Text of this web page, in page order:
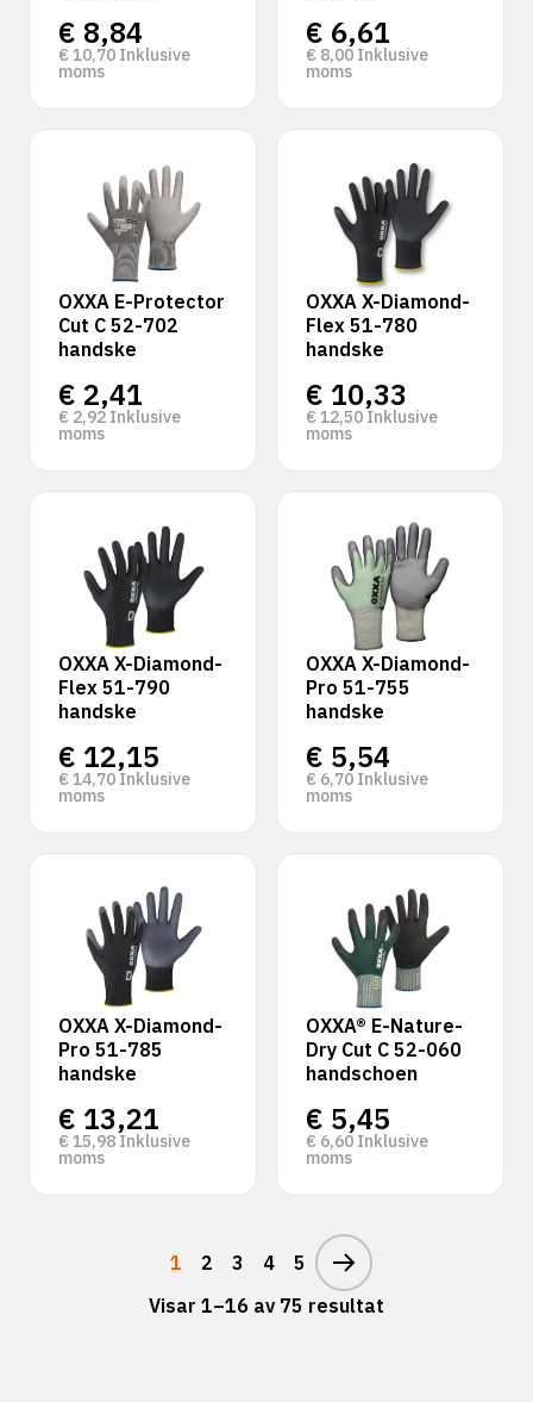
€ 8,84
€ 10,70 Inklusive
moms
€ 6,61
€ 8,00 Inklusive
moms
OXXA E-Protector
Cut C 52-702
handske
€ 2,41
€ 2,92 Inklusive
moms
OXXA X-Diamond-
Flex 51-780
handske
€ 10,33
€ 12,50 Inklusive
moms
OXXA X-Diamond-
Flex 51-790
handske
€ 12,15
€ 14,70 Inklusive
moms
OXXA X-Diamond-
Pro 51-755
handske
€ 5,54
€ 6,70 Inklusive
moms
OXXA X-Diamond-
Pro 51-785
handske
€ 13,21
€ 15,98 Inklusive
moms
OXXA® E-Nature-
Dry Cut C 52-060
handschoen
€ 5,45
€ 6,60 Inklusive
moms
1 2 3 4
5
Visar 1–16 av 75 resultat